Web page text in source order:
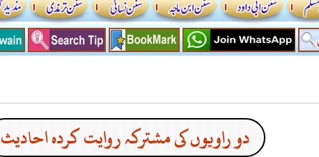
دو راویوں کی مشترکہ روایت کردہ احادیث